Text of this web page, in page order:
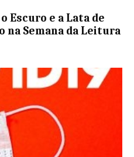
Escuro e a Lata de
na Semana da Leitura